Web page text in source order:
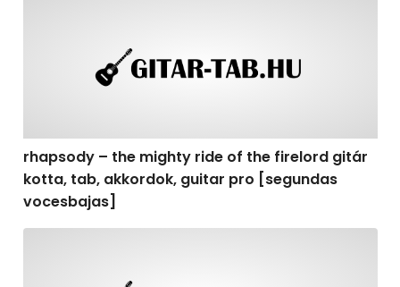
rhapsody – the mighty ride of the firelord gitár
kotta, tab, akkordok, guitar pro [segundas
vocesbajas]